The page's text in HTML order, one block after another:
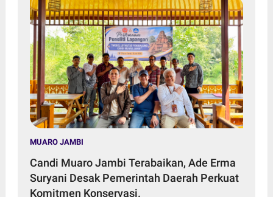
MUARO JAMBI
Candi Muaro Jambi Terabaikan, Ade Erma
Suryani Desak Pemerintah Daerah Perkuat
Komitmen Konservasi.